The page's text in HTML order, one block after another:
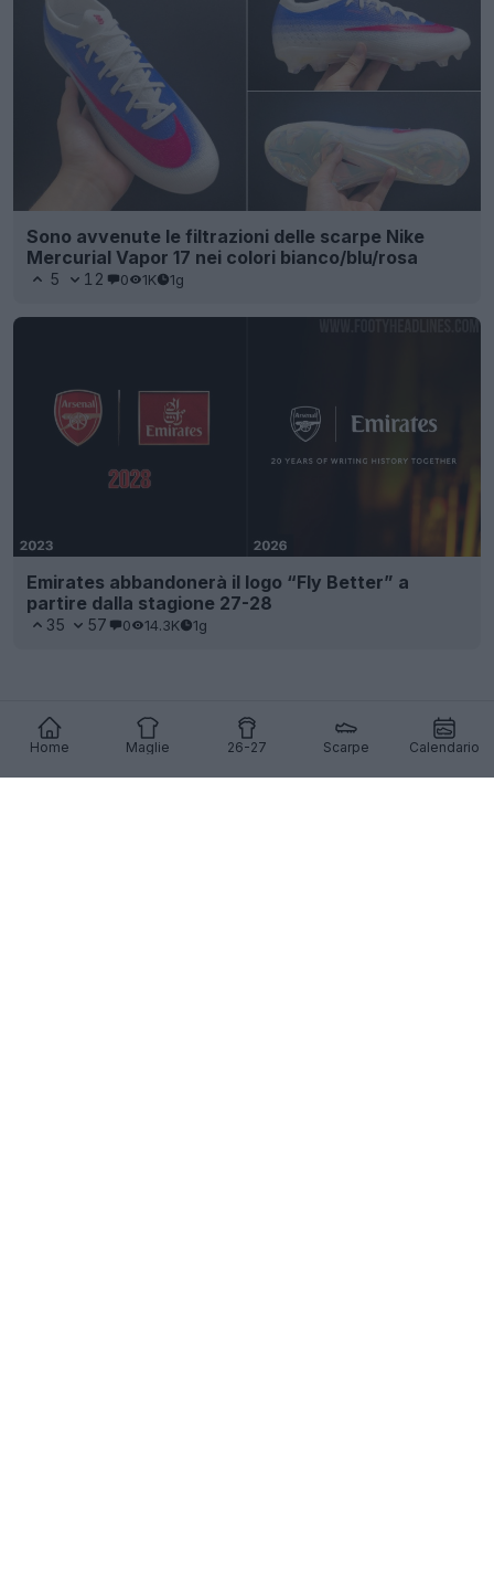
Home Maglie 26-27 Scarpe Calendario
Sono avvenute le filtrazioni delle scarpe Nike
Mercurial Vapor 17 nei colori bianco/blu/rosa
5 12 0 1K 1g
Emirates abbandonerà il logo “Fly Better” a
partire dalla stagione 27-28
35 57 0 14.3K 1g